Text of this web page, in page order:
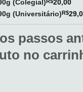
(Colegial)
20,00
(Universitário)R$
passos
no